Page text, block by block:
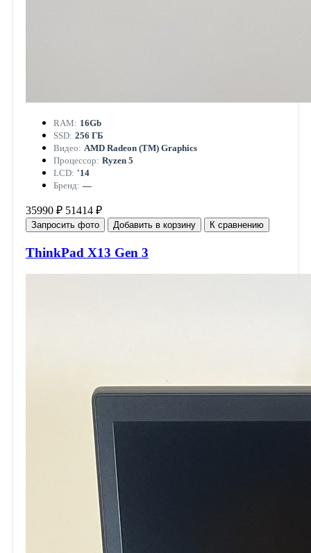
RAM: 16Gb
SSD: 256 ГБ
Видео: AMD Radeon (TM) Graphics
Процессор: Ryzen 5
LCD: '14
Бренд: —
35990 ₽ 51414 ₽
Запросить фото Добавить в корзину К сравнению
ThinkPad X13 Gen 3